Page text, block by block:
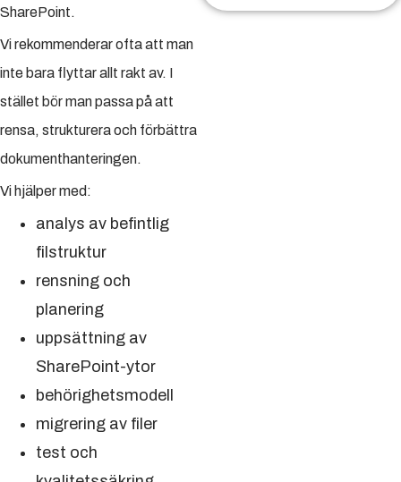
SharePoint.
Vi rekommenderar ofta att man
inte bara flyttar allt rakt av. I
stället bör man passa på att
rensa, strukturera och förbättra
dokumenthanteringen.
Vi hjälper med:
analys av befintlig
filstruktur
rensning och
planering
uppsättning av
SharePoint-ytor
behörighetsmodell
migrering av filer
test och